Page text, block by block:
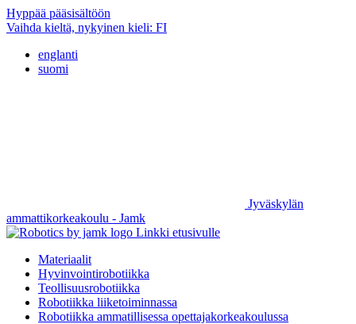
Hyppää pääsisältöön
Vaihda kieltä, nykyinen kieli: FI
englanti
suomi
Jyväskylän
ammattikorkeakoulu - Jamk
Linkki etusivulle
Materiaalit
Hyvinvointirobotiikka
Teollisuusrobotiikka
Robotiikka liiketoiminnassa
Robotiikka ammatillisessa opettajakorkeakoulussa